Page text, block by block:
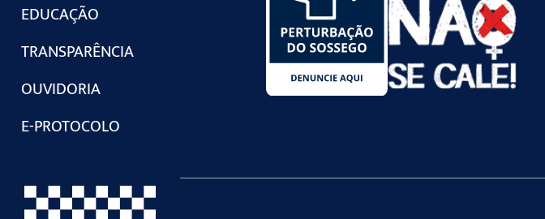
EDUCAÇÃO
TRANSPARÊNCIA
OUVIDORIA
E-PROTOCOLO